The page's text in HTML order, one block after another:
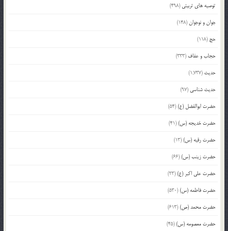
توصیه های تربیتی (498)
جوان و نوجوان(148)
حج (118)
حجاب و عفاف (333)
حدیث (1,737)
حدیث شناسی (97)
حضرت ابوالفضل (ع)(54)
حضرت خدیجه (س)(41)
حضرت رقیه (س)(13)
حضرت زینب (س)(66)
حضرت علی اکبر (ع)(23)
حضرت فاطمه (س)(530)
حضرت محمد (ص)(613)
حضرت معصومه (س)(45)